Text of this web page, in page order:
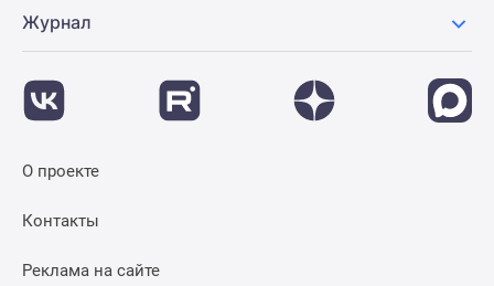
Журнал
О проекте
Контакты
Реклама на сайте